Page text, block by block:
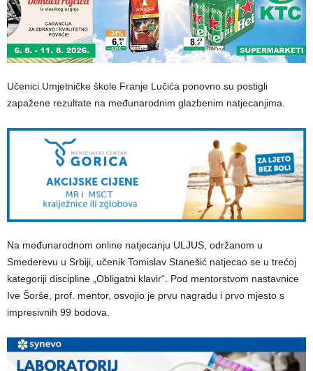
Učenici Umjetničke škole Franje Lučića ponovno su postigli
zapažene rezultate na međunarodnim glazbenim natjecanjima.
Na međunarodnom online natjecanju ULJUS, održanom u
Smederevu u Srbiji, učenik Tomislav Stanešić natjecao se u trećoj
kategoriji discipline „Obligatni klavir“. Pod mentorstvom nastavnice
Ive Šorše, prof. mentor, osvojio je prvu nagradu i prvo mjesto s
impresivnih 99 bodova.